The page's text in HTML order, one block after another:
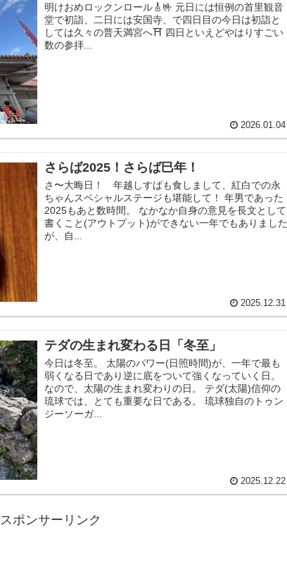
明けおめロックンロール🎸🤟 元日には恒例の首里観音
堂で初詣、二日には安国寺、で四日目の今日は初詣と
しては久々の普天満宮へ⛩️ 四日といえどやはりすごい
数の参拝...
2026.01.04
さらば2025！さらば巳年！
さ〜大晦日！ 年越しすばも食しまして、紅白での永
ちゃんスペシャルステージも堪能して！ 年男であった
2025もあと数時間。 なかなか自身の意見を長文として
書くこと(アウトプット)ができない一年でもありました
が、自...
2025.12.31
テダの生まれ変わる日「冬至」
今日は冬至。 太陽のパワー(日照時間)が、一年で最も
弱くなる日であり逆に底をついて強くなっていく日。
なので、太陽の生まれ変わりの日。 テダ(太陽)信仰の
琉球では、とても重要な日である。 琉球独自のトゥン
ジーソーガ...
2025.12.22
スポンサーリンク